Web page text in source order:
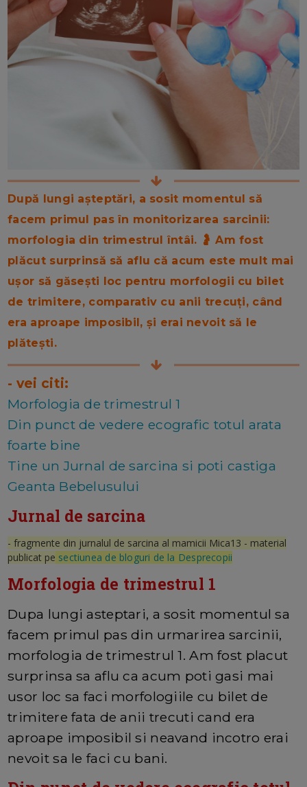
După lungi așteptări, a sosit momentul să
facem primul pas în monitorizarea sarcinii:
morfologia din trimestrul întâi. 🤰 Am fost
plăcut surprinsă să aflu că acum este mult mai
ușor să găsești loc pentru morfologii cu bilet
de trimitere, comparativ cu anii trecuți, când
era aproape imposibil, și erai nevoit să le
plătești.
- vei citi:
Morfologia de trimestrul 1
Din punct de vedere ecografic totul arata
foarte bine
Tine un Jurnal de sarcina si poti castiga
Geanta Bebelusului
Jurnal de sarcina
- fragmente din jurnalul de sarcina al mamicii Mica13 - material
publicat pe sectiunea de bloguri de la Desprecopii
Morfologia de trimestrul 1
Dupa lungi asteptari, a sosit momentul sa
facem primul pas din urmarirea sarcinii,
morfologia de trimestrul 1. Am fost placut
surprinsa sa aflu ca acum poti gasi mai
usor loc sa faci morfologiile cu bilet de
trimitere fata de anii trecuti cand era
aproape imposibil si neavand incotro erai
nevoit sa le faci cu bani.